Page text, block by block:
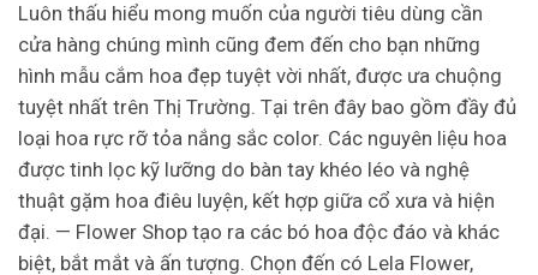
Luôn thấu hiểu mong muốn của người tiêu dùng cần
cửa hàng chúng mình cũng đem đến cho bạn những
hình mẫu cắm hoa đẹp tuyệt vời nhất, được ưa chuộng
tuyệt nhất trên Thị Trường. Tại trên đây bao gồm đầy đủ
loại hoa rực rỡ tỏa nắng sắc color. Các nguyên liệu hoa
được tinh lọc kỹ lưỡng do bàn tay khéo léo và nghệ
thuật gặm hoa điêu luyện, kết hợp giữa cổ xưa và hiện
đại. — Flower Shop tạo ra các bó hoa độc đáo và khác
biệt, bắt mắt và ấn tượng. Chọn đến có Lela Flower,